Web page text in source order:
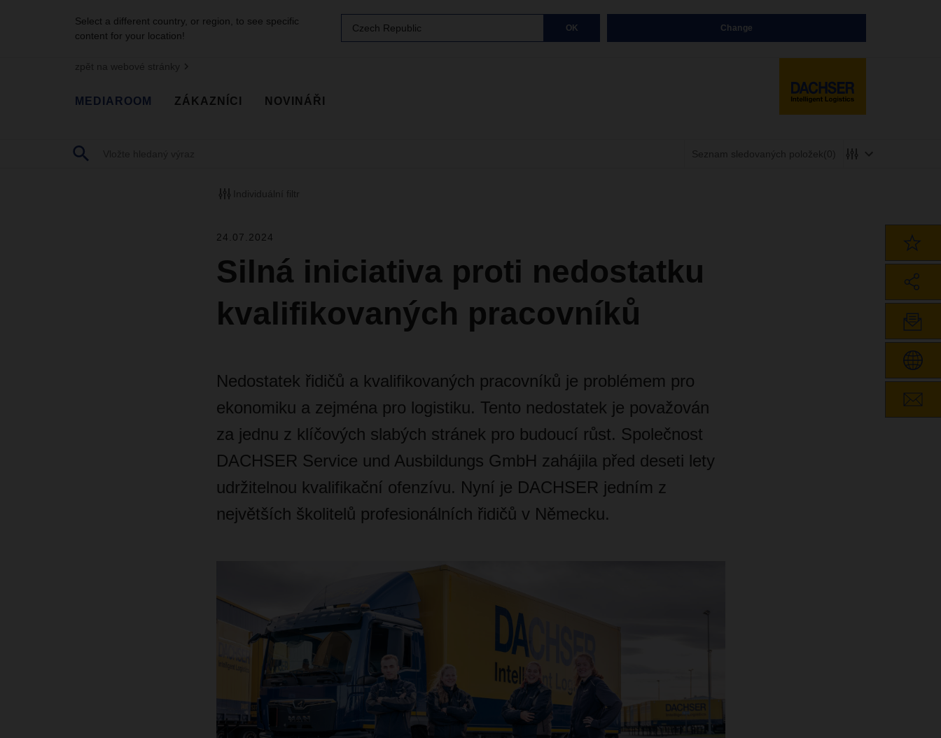
Select a different country, or region, to see specific
content for your location!
Czech Republic OK Change
zpět na webové stránky
MEDIAROOM ZÁKAZNÍCI NOVINÁŘI
Seznam sledovaných položek (0)
Individuální filtr
24.07.2024
Silná iniciativa proti nedostatku
kvalifikovaných pracovníků
Nedostatek řidičů a kvalifikovaných pracovníků je problémem pro
ekonomiku a zejména pro logistiku. Tento nedostatek je považován
za jednu z klíčových slabých stránek pro budoucí růst. Společnost
DACHSER Service und Ausbildungs GmbH zahájila před deseti lety
udržitelnou kvalifikační ofenzívu. Nyní je DACHSER jedním z
největších školitelů profesionálních řidičů v Německu.